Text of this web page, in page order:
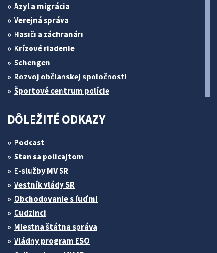
Azyl a migrácia
Verejná správa
Hasiči a záchranári
Krízové riadenie
Schengen
Rozvoj občianskej spoločnosti
Športové centrum polície
DÔLEŽITÉ ODKAZY
Podcast
Stan sa policajtom
E-služby MV SR
Vestník vlády SR
Obchodovanie s ľuďmi
Cudzinci
Miestna štátna správa
Vládny program ESO